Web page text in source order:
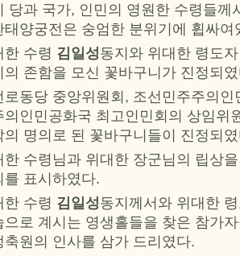
당과 국가, 인민의 영원한 수령들께
태양궁전은 숭엄한 분위기에 휩싸여
한 수령 김일성동지와 위대한 령도
의 존함을 모신 꽃바구니가 진정되
로동당 중앙위원회, 조선민주주의
의인민공화국 최고인민회의 상임위
의 명의로 된 꽃바구니들이 진정되
한 수령님과 위대한 장군님의 립상
를 표시하였다.
한 수령 김일성동지께서와 위대한
으로 계시는 영생홀들을 찾은 참가
축원의 인사를 삼가 드리였다.